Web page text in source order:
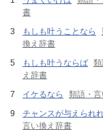
書
もしも叶うことなら
換え辞書
もしも叶うならば 類
え辞書
イケるなら
類語・
チャンスが与えられ
言い換え辞書